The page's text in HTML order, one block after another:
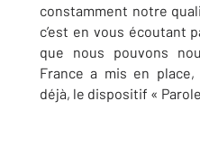
constamment notre
c’est en vous écoutant
que nous pouvons
France a mis en
déjà, le dispositif «